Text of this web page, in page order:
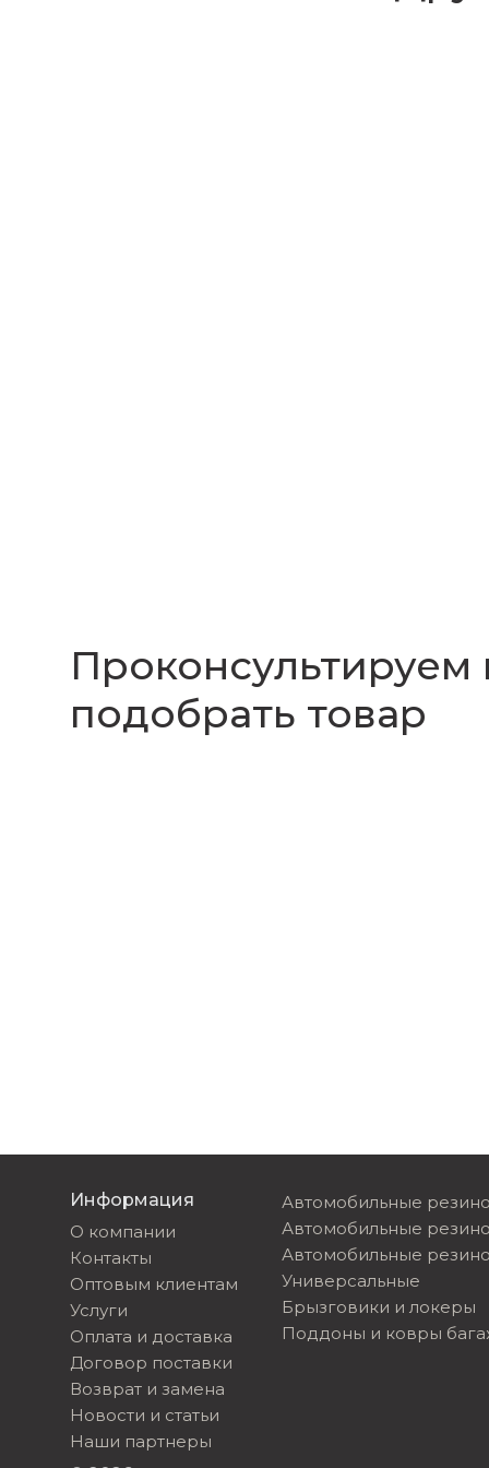
подобрать товар
Информация
О компании
Контакты
Оптовым клиентам
Услуги
Оплата и доставка
Договор поставки
Возврат и замена
Новости и статьи
Наши партнеры
Автомобильные
Автомобильные
Автомобильные
Универсальные
Брызговики и локеры
Поддоны и ковры